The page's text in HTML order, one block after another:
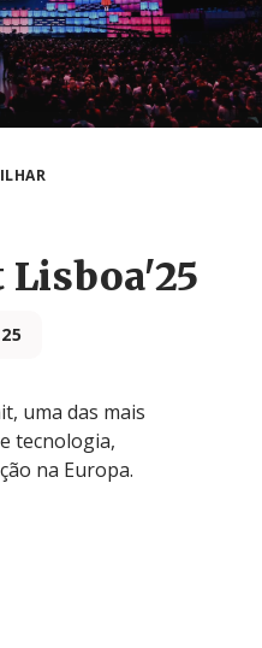
uma das mais
tecnologia,
na Europa.